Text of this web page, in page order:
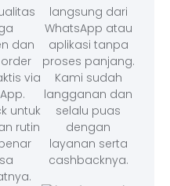
dan
via
untuk
rutin
langsung dari
WhatsApp atau
aplikasi tanpa
proses panjang.
Kami sudah
langganan dan
selalu puas
dengan
layanan serta
cashbacknya.